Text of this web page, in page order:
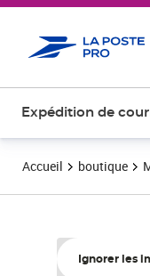
Expédition de
Accueil boutique
Ignorer les